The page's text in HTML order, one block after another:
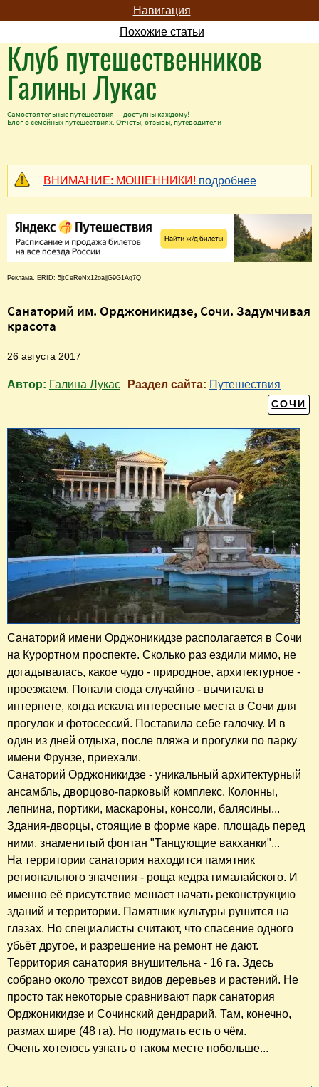
Навигация
Похожие статьи
Клуб путешественников
Галины Лукас
Самостоятельные путешествия — доступны каждому!
Блог о семейных путешествиях. Отчеты, отзывы, путеводители
ВНИМАНИЕ: МОШЕННИКИ! подробнее
Реклама. ERID: 5jtCeReNx12oajjG9G1Ag7Q
Cанаторий им. Орджоникидзе, Сочи. Задумчивая
красота
26 августа 2017
Автор: Галина Лукас Раздел сайта: Путешествия
СОЧИ
Санаторий имени Орджоникидзе располагается в Сочи
на Курортном проспекте. Сколько раз ездили мимо, не
догадывалась, какое чудо - природное, архитектурное -
проезжаем. Попали сюда случайно - вычитала в
интернете, когда искала интересные места в Сочи для
прогулок и фотосессий. Поставила себе галочку. И в
один из дней отдыха, после пляжа и прогулки по парку
имени Фрунзе, приехали.
Санаторий Орджоникидзе - уникальный архитектурный
ансамбль, дворцово-парковый комплекс. Колонны,
лепнина, портики, маскароны, консоли, балясины...
Здания-дворцы, стоящие в форме каре, площадь перед
ними, знаменитый фонтан "Танцующие вакханки"...
На территории санатория находится памятник
регионального значения - роща кедра гималайского. И
именно её присутствие мешает начать реконструкцию
зданий и территории. Памятник культуры рушится на
глазах. Но специалисты считают, что спасение одного
убьёт другое, и разрешение на ремонт не дают.
Территория санатория внушительна - 16 га. Здесь
собрано около трехсот видов деревьев и растений. Не
просто так некоторые сравнивают парк санатория
Орджоникидзе и Сочинский дендрарий. Там, конечно,
размах шире (48 га). Но подумать есть о чём.
Очень хотелось узнать о таком месте побольше...